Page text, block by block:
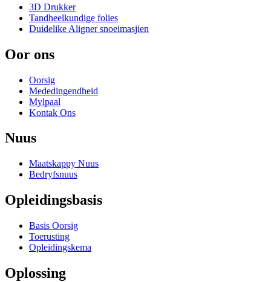
3D Drukker
Tandheelkundige folies
Duidelike Aligner snoeimasjien
Oor ons
Oorsig
Mededingendheid
Mylpaal
Kontak Ons
Nuus
Maatskappy Nuus
Bedryfsnuus
Opleidingsbasis
Basis Oorsig
Toerusting
Opleidingskema
Oplossing